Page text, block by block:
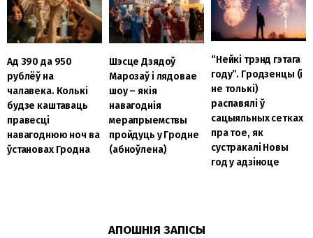
Ад 390 да 950
рублёў на
чалавека. Колькі
будзе каштаваць
правесці
навагоднюю ноч ва
ўстановах Гродна
Шэсце Дзядоў
Марозаў і лядовае
шоу – якія
навагоднія
мерапрыемствы
пройдуць у Гродне
(абноўлена)
“Нейкі трэнд гэтага
году”. Гродзенцы (і
не толькі)
распавялі ў
сацыяльных сетках
пра тое, як
сустракалі Новы
год у адзіноце
АПОШНІЯ ЗАПІСЫ